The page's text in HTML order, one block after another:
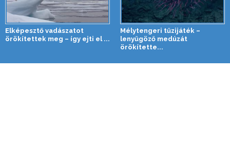
Elképesztő vadászatot
örökítettek meg – így ejti el ...
Mélytengeri tűzijáték –
lenyűgöző medúzát
örökítette...